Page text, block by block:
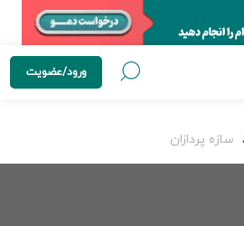
ورود/عضویت
سازه پردازان